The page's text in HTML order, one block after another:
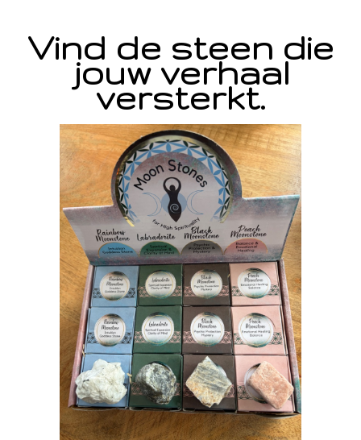
Vind de steen die
jouw verhaal
versterkt.